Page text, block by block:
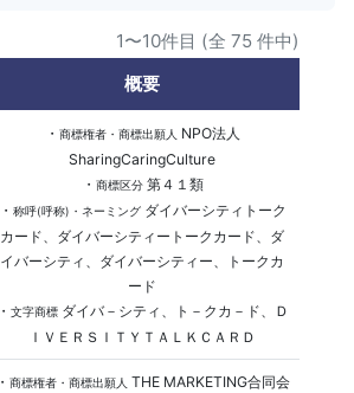
1〜10件目 (全 75 件中)
概要
・ 商標権者・商標出願人
NPO法人
SharingCaringCulture
・ 商標区分第４１類
・ 称呼(呼称)・ネーミングダイバーシティトーク
カード、ダイバーシティートークカード、ダ
イバーシティ、ダイバーシティー、トークカ
ード
・ 文字商標ダイバ－シティ、ト－クカ－ド、Ｄ
ＩＶＥＲＳＩＴＹＴＡＬＫＣＡＲＤ
・ 商標権者・商標出願人 THE MARKETING合同会